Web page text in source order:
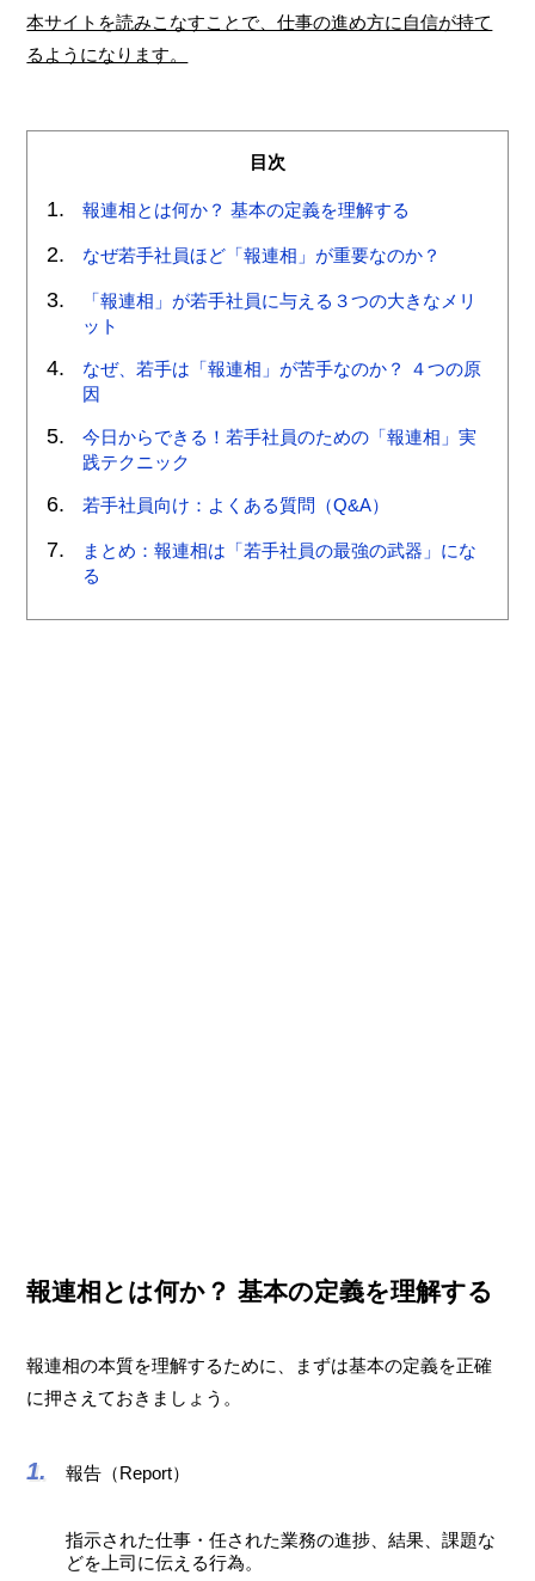
本サイトを読みこなすことで、仕事の進め方に自信が持て
るようになります。
目次
報連相とは何か？ 基本の定義を理解する
なぜ若手社員ほど「報連相」が重要なのか？
「報連相」が若手社員に与える３つの大きなメリ
ット
なぜ、若手は「報連相」が苦手なのか？ ４つの原
因
今日からできる！若手社員のための「報連相」実
践テクニック
若手社員向け：よくある質問（Q&A）
まとめ：報連相は「若手社員の最強の武器」にな
る
報連相とは何か？ 基本の定義を理解する
報連相の本質を理解するために、まずは基本の定義を正確
に押さえておきましょう。
報告（Report）
指示された仕事・任された業務の進捗、結果、課題な
どを上司に伝える行為。